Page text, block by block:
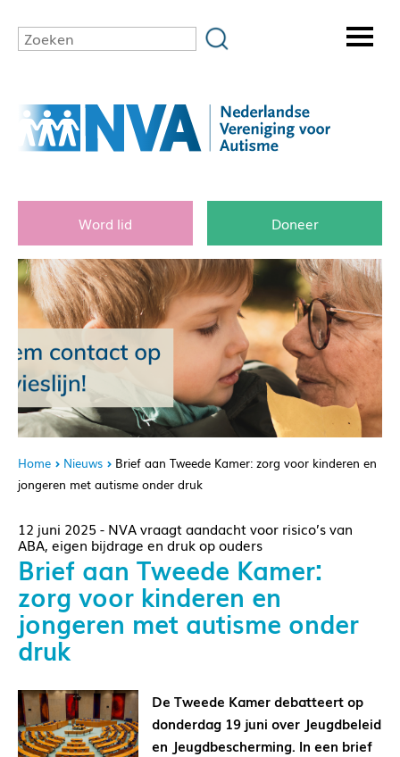
Word lid Doneer
Home Nieuws
Brief aan Tweede Kamer: zorg voor kinderen en
jongeren met autisme onder druk
12 juni 2025 - NVA vraagt aandacht voor risico’s van
ABA, eigen bijdrage en druk op ouders
Brief aan Tweede Kamer:
zorg voor kinderen en
jongeren met autisme onder
druk
De Tweede Kamer debatteert op
donderdag 19 juni over Jeugdbeleid
en Jeugdbescherming. In een brief